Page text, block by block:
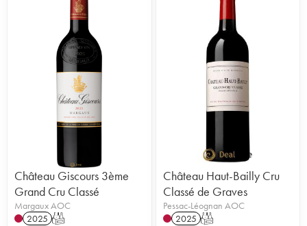
Château Giscours 3ème
Grand Cru Classé
Margaux AOC
2025 T
Château Haut-Bailly Cru
Classé de Graves
Pessac-Léognan AOC
2025 T